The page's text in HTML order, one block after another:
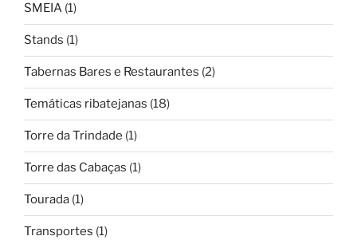
SMEIA (1)
Stands (1)
Tabernas Bares e Restaurantes (2)
Temáticas ribatejanas (18)
Torre da Trindade (1)
Torre das Cabaças (1)
Tourada (1)
Transportes (1)